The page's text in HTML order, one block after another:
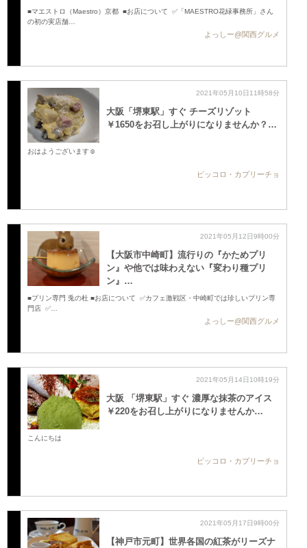
■マエストロ（Maestro）京都 ■お店について ✅「MAESTRO花緑事務所」さん
の初の実店舗…
よっしー@関西グルメ
2021年05月10日11時58分
大阪「堺東駅」すぐ チーズリゾット
￥1650をお召し上がりになりませんか？…
おはようございます☺️
ピッコロ・カプリーチョ
2021年05月12日9時00分
【大阪市中崎町】流行りの『かためプリ
ン』や他では味わえない『変わり種プリ
ン』…
■プリン専門 兎の杜 ■お店について ✅カフェ激戦区・中崎町では珍しいプリン専
門店 ✅…
よっしー@関西グルメ
2021年05月14日10時19分
大阪 「堺東駅」すぐ 濃厚な抹茶のアイス
￥220をお召し上がりになりませんか…
こんにちは
ピッコロ・カプリーチョ
2021年05月17日9時00分
【神戸市元町】世界各国の紅茶がリーズナ